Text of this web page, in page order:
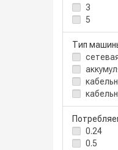
3
5
Тип
0.24
0.5